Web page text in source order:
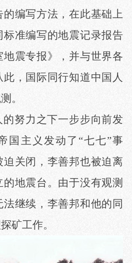
编写方法，在此基础上
准编写的地震记录报告
地震专报》，并与世界各
，国际同行知道中国人
。
努力之下一步步向前发
国主义发动了 “七七”事
关闭，李善邦也被迫离
地震台。由于没有观测
继续，李善邦和他的同
矿工作。